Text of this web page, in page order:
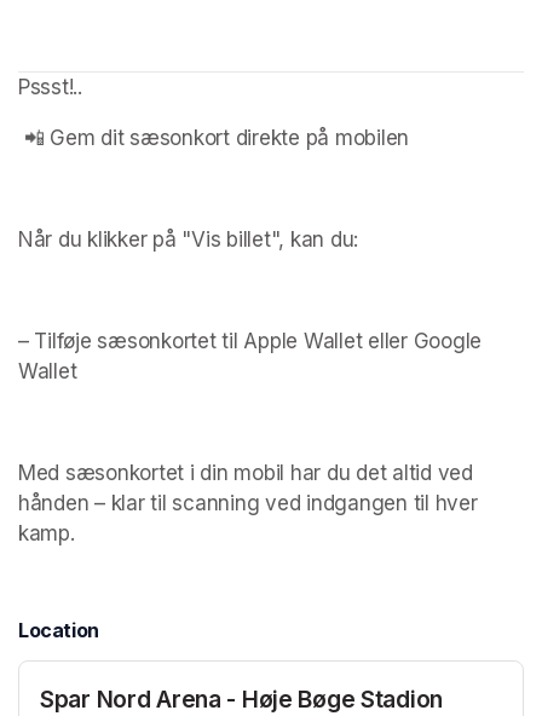
Pssst!..
📲 Gem dit sæsonkort direkte på mobilen
Når du klikker på "Vis billet", kan du:
– Tilføje sæsonkortet til Apple Wallet eller Google
Wallet
Med sæsonkortet i din mobil har du det altid ved
hånden – klar til scanning ved indgangen til hver
kamp.
Location
Spar Nord Arena - Høje Bøge Stadion